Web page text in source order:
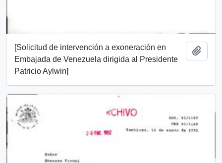
[Solicitud de intervención a exoneración en
Embajada de Venezuela dirigida al Presidente
Patricio Aylwin]